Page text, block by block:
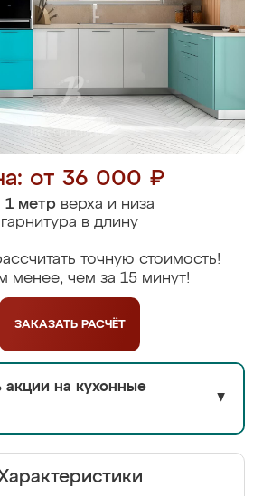
от 36 000 ₽
1 метрверха и низа
гарнитура в длину
точную стоимость!
менее, чем за 15 минут!
ЗАКАЗАТЬ РАСЧЁТ
акции на кухонные
▼